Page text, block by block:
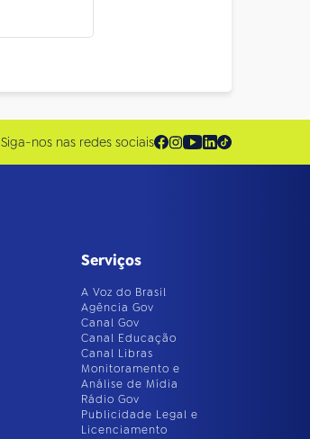
Siga-nos nas redes sociais
Serviços
A Voz do Brasil
Agência Gov
Canal Gov
Canal Educação
Canal Libras
Monitoramento e
Análise de Mídia
Rádio Gov
Publicidade Legal e
Licenciamento